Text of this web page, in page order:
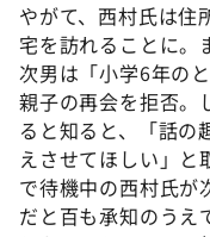
やがて、西村氏は住
宅を訪れることに。
次男は「小学6年の
親子の再会を拒否。
ると知ると、「話の
えさせてほしい」と
で待機中の西村氏
だと百も承知のうえ